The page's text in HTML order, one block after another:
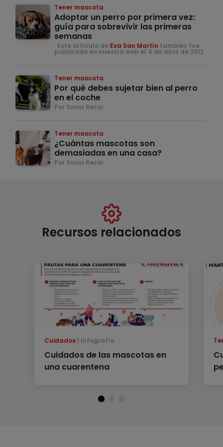
Tener mascota
Adoptar un perro por primera vez:
guía para sobrevivir las primeras
semanas
. Este artículo de Eva San Martín también fue
publicado en nuestra web el 4 de abril de 2012
Tener mascota
Por qué debes sujetar bien al perro
en el coche
Por Sonia Recio
Tener mascota
¿Cuántas mascotas son
demasiadas en una casa?
Por Sonia Recio
Recursos relacionados
Cuidados Infografía
Cuidados de las mascotas en
una cuarentena